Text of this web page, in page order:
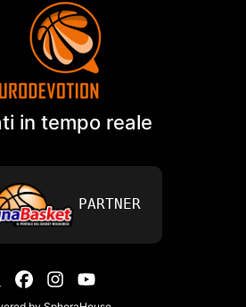
in tempo reale
PARTNER